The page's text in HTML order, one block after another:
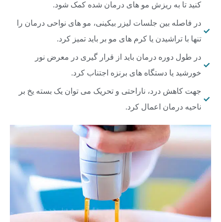
کنید تا به ریزش مو های درمان شده کمک شود.
در فاصله بین جلسات لیزر بیکینی، مو های نواحی درمان را
تنها با تراشیدن یا کرم های مو بر باید تمیز کرد.
در طول دوره درمان باید از قرار گیری در معرض نور
خورشید یا دستگاه های برنزه اجتناب کرد.
جهت کاهش درد، ناراحتی و تحریک می توان یک بسته یخ بر
ناحیه درمان اعمال کرد.